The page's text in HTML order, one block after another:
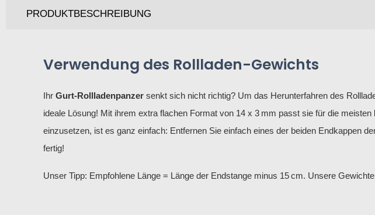
PRODUKTBESCHREIBUNG
Verwendung des Rollladen-Gewichts
Ihr Gurt-Rollladenpanzer senkt sich nicht richtig? Um das Herunterfahren des
ideale Lösung! Mit ihrem extra flachen Format von 14 x 3 mm passt sie für die meisten
einzusetzen, ist es ganz einfach: Entfernen Sie einfach eines der beiden Endkappen
fertig!
Unser Tipp: Empfohlene Länge = Länge der Endstange minus 15 cm. Unsere